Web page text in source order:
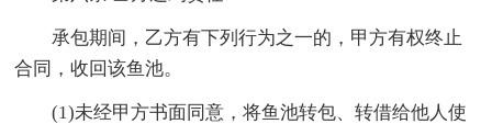
承包期间，乙方有下列行为之一的，甲方有权终止
合同，收回该鱼池。
(1)未经甲方书面同意，将鱼池转包、转借给他人使